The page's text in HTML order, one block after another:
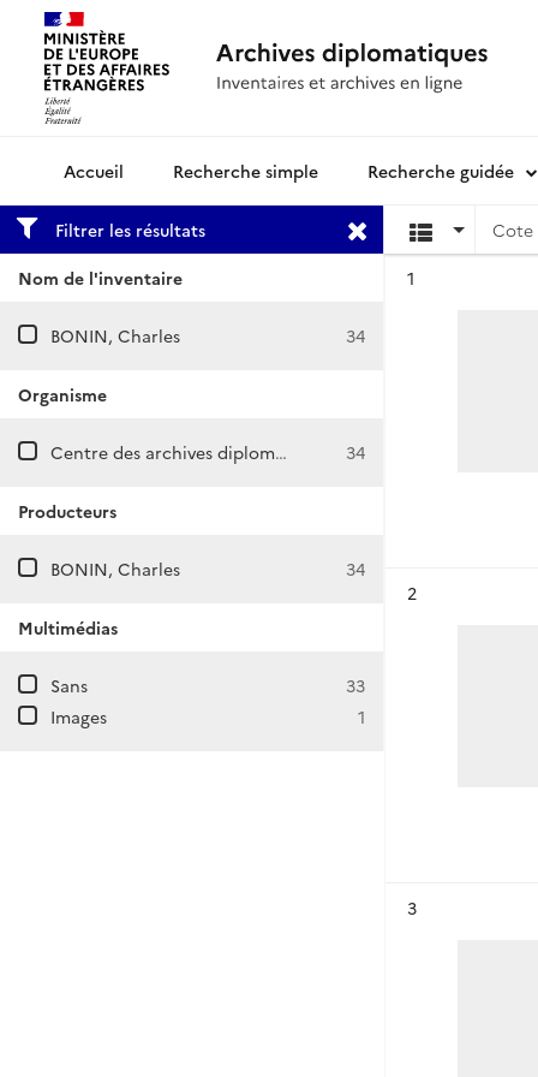
Archives diplomatiquesRecherche simple Recherche guidée
Filtrer les résultats
Nom de l'inventaire
BONIN, Charles 34
Organisme
Centre des archives diplomatiques de La Courneuve 34
Producteurs
BONIN, Charles 34
Multimédias
Sans
33
Images
1
Cote
1
2
3